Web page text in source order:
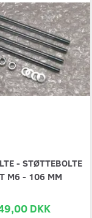
- STØTTEBOLTE
M6 - 106 MM
DKK